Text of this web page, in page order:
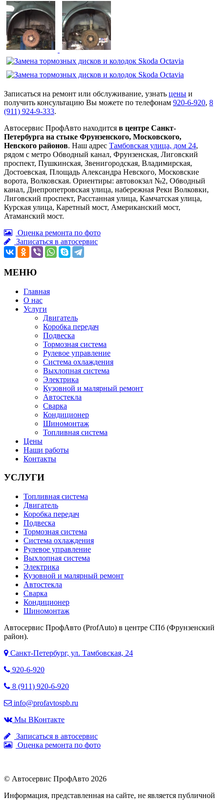
Записаться на ремонт или обслуживание, узнать цены и
получить консультацию Вы можете по телефонам 920-6-920, 8
(911) 924-9-333.
Автосервис ПрофАвто находится в центре Санкт-
Петербурга на стыке Фрунзенского, Московского,
Невского районов. Наш адрес Тамбовская улица, дом 24,
рядом с метро Обводный канал, Фрунзенская, Лиговский
проспект, Пушкинская, Звенигородская, Владимирская,
Достоевская, Площадь Александра Невского, Московские
ворота, Волковская. Ориентиры: автовокзал №2, Обводный
канал, Днепропетровская улица, набережная Реки Волковки,
Лиговский проспект, Расстанная улица, Камчатская улица,
Курская улица, Каретный мост, Американский мост,
Атаманский мост.
Оценка ремонта по фото
Записаться в автосервис
МЕНЮ
Главная
О нас
Услуги
Двигатель
Коробка передач
Подвеска
Тормозная система
Рулевое управление
Система охлаждения
Выхлопная система
Электрика
Кузовной и малярный ремонт
Автостекла
Сварка
Кондиционер
Шиномонтаж
Топливная система
Цены
Наши работы
Контакты
УСЛУГИ
Топливная система
Двигатель
Коробка передач
Подвеска
Тормозная система
Система охлаждения
Рулевое управление
Выхлопная система
Электрика
Кузовной и малярный ремонт
Автостекла
Сварка
Кондиционер
Шиномонтаж
Автосервис ПрофАвто (ProfAuto) в центре СПб (Фрунзенский
район).
Санкт-Петербург, ул. Тамбовская, 24
920-6-920
8 (911) 920-6-920
info@profavtospb.ru
Мы ВКонтакте
Записаться в автосервис
Оценка ремонта по фото
© Автосервис ПрофАвто 2026
Информация, представленная на сайте, не является публичной